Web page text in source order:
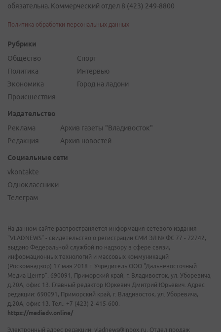
обязательна. Коммерческий отдел 8 (423) 249-8800
Политика обработки персональных данных
Рубрики
Общество
Политика
Экономика
Происшествия
Спорт
Интервью
Город на ладони
Издательство
Реклама
Редакция
Архив газеты "Владивосток"
Архив новостей
Социальные сети
vkontakte
Одноклассники
Телеграм
На данном сайте распространяется информация сетевого издания
"VLADNEWS" - свидетельство о регистрации СМИ ЭЛ № ФС 77 - 72742,
выдано Федеральной службой по надзору в сфере связи,
информационных технологий и массовых коммуникаций
(Роскомнадзор) 17 мая 2018 г. Учредитель ООО "Дальневосточный
Медиа Центр". 690091, Приморский край, г. Владивосток, ул. Уборевича,
д.20А, офис 13. Главный редактор Юркевич Дмитрий Юрьевич. Адрес
редакции: 690091, Приморский край, г. Владивосток, ул. Уборевича,
д.20А, офис 13. Тел.: +7 (423) 2-415-600.
https://mediadv.online/
Электронный адрес редакции: vladnews@inbox.ru. Отдел продаж